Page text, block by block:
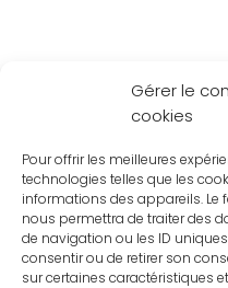
Gérer le
cookies
Pour offrir les meilleures
technologies telles que les
informations des appareils. Le
nous permettra de traiter des
de navigation ou les ID
consentir ou de retirer son
sur certaines caractéristiques